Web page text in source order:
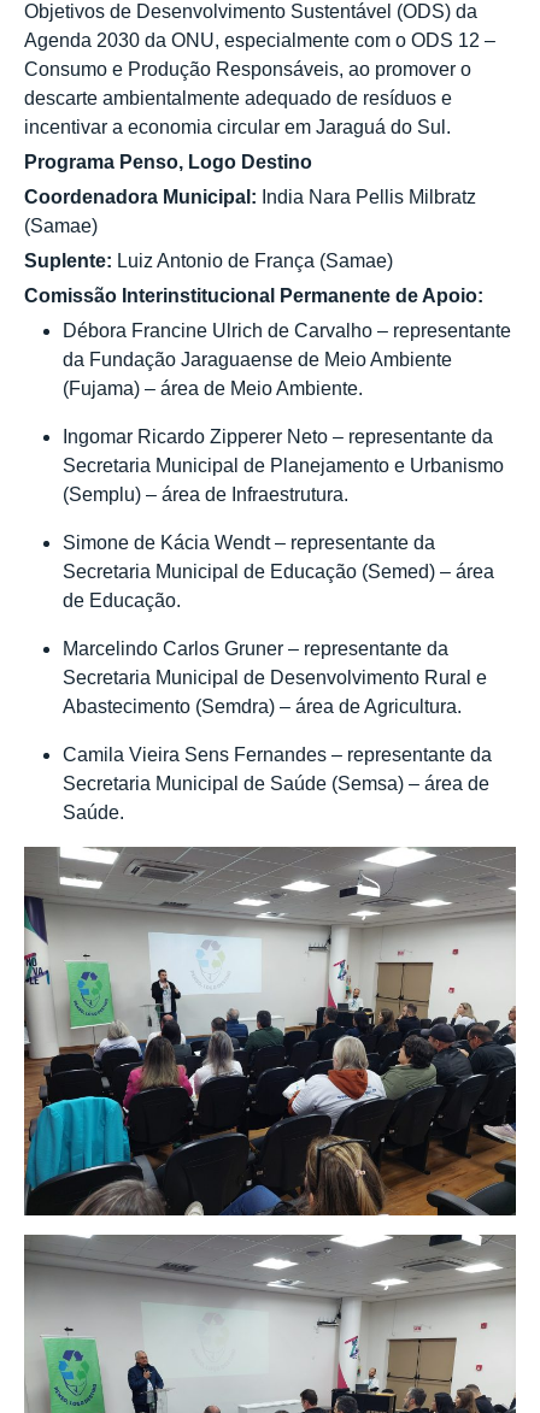
Objetivos de Desenvolvimento Sustentável (ODS) da
Agenda 2030 da ONU, especialmente com o ODS 12 –
Consumo e Produção Responsáveis, ao promover o
descarte ambientalmente adequado de resíduos e
incentivar a economia circular em Jaraguá do Sul.
Programa Penso, Logo Destino
Coordenadora Municipal: India Nara Pellis Milbratz
(Samae)
Suplente: Luiz Antonio de França (Samae)
Comissão Interinstitucional Permanente de Apoio:
Débora Francine Ulrich de Carvalho – representante
da Fundação Jaraguaense de Meio Ambiente
(Fujama) – área de Meio Ambiente.
Ingomar Ricardo Zipperer Neto – representante da
Secretaria Municipal de Planejamento e Urbanismo
(Semplu) – área de Infraestrutura.
Simone de Kácia Wendt – representante da
Secretaria Municipal de Educação (Semed) – área
de Educação.
Marcelindo Carlos Gruner – representante da
Secretaria Municipal de Desenvolvimento Rural e
Abastecimento (Semdra) – área de Agricultura.
Camila Vieira Sens Fernandes – representante da
Secretaria Municipal de Saúde (Semsa) – área de
Saúde.